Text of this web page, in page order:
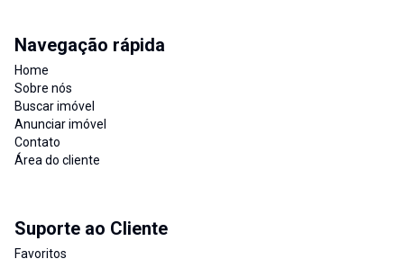
Navegação rápida
Home
Sobre nós
Buscar imóvel
Anunciar imóvel
Contato
Área do cliente
Suporte ao Cliente
Favoritos